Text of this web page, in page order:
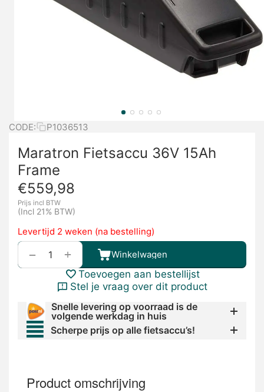
CODE: P1036513
Maratron Fietsaccu 36V 15Ah
Frame
€559,98
Prijs incl BTW
(Incl 21% BTW)
Levertijd 2 weken (na bestelling)
+
− Winkelwagen
Toevoegen aan bestellijst
Stel je vraag over dit product
Snelle levering op voorraad is de
volgende werkdag in huis
Scherpe prijs op alle fietsaccu’s!
Product omschrijving